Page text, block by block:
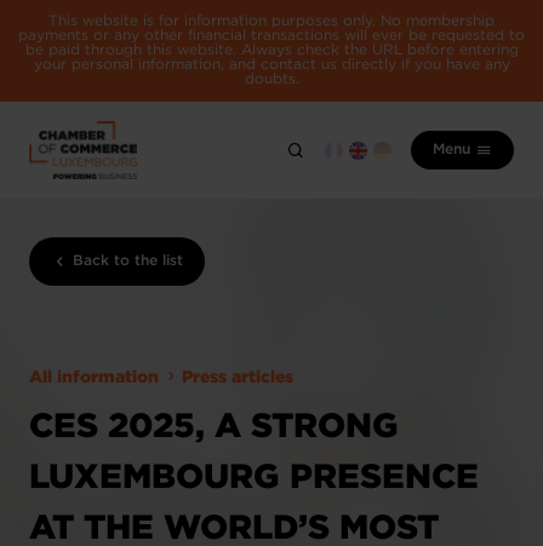
This website is for information purposes only. No membership
payments or any other financial transactions will ever be requested to
be paid through this website. Always check the URL before entering
your personal information, and contact us directly if you have any
doubts.
Menu
Back to the list
All information Press articles
CES 2025, A STRONG
LUXEMBOURG PRESENCE
AT THE WORLD’S MOST